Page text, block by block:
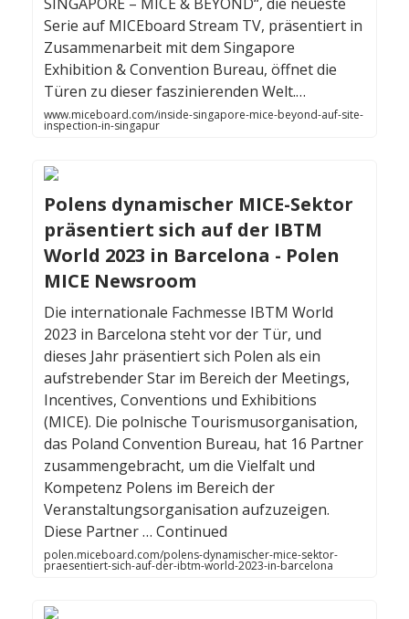
Serie auf MICEboard Stream TV, präsentiert in
Zusammenarbeit mit dem Singapore
Exhibition & Convention Bureau, öffnet die
Türen zu dieser faszinierenden Welt.…
www.miceboard.com/inside-singapore-mice-beyond-auf-site-
inspection-in-singapur
Polens dynamischer MICE-Sektor
präsentiert sich auf der IBTM
World 2023 in Barcelona - Polen
MICE Newsroom
Die internationale Fachmesse IBTM World
2023 in Barcelona steht vor der Tür, und
dieses Jahr präsentiert sich Polen als ein
aufstrebender Star im Bereich der Meetings,
Incentives, Conventions und Exhibitions
(MICE). Die polnische Tourismusorganisation,
das Poland Convention Bureau, hat 16 Partner
zusammengebracht, um die Vielfalt und
Kompetenz Polens im Bereich der
Veranstaltungsorganisation aufzuzeigen.
Diese Partner … Continued
polen.miceboard.com/polens-dynamischer-mice-sektor-
praesentiert-sich-auf-der-ibtm-world-2023-in-barcelona